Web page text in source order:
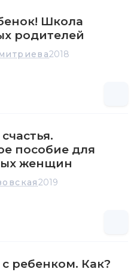
Школа
родителей
2018
пособие для
женщин
2019
ребенком. Как?